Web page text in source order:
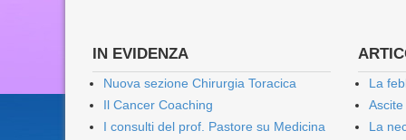
IN EVIDENZA
Nuova sezione Chirurgia Toracica
Il Cancer Coaching
I consulti del prof. Pastore su Medicina
La
La